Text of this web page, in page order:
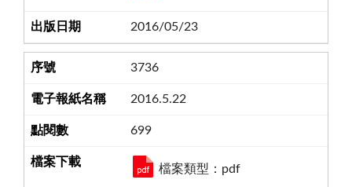
2016/05/23
3736
2016.5.22
699
檔案類型：pdf